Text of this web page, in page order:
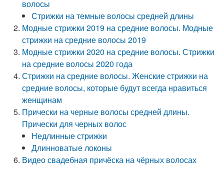
волосы
Стрижки на темные волосы средней длины
Модные стрижки 2019 на средние волосы. Модные
стрижки на средние волосы 2019
Модные стрижки 2020 на средние волосы. Стрижки
на средние волосы 2020 года
Стрижки на средние волосы. Женские стрижки на
средние волосы, которые будут всегда нравиться
женщинам
Прически на черные волосы средней длины.
Прически для черных волос
Недлинные стрижки
Длинноватые локоны
Видео свадебная причёска на чёрных волосах